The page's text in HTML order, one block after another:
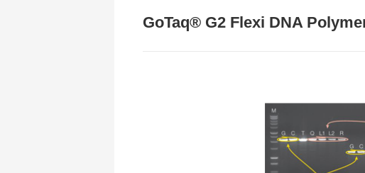
GoTaq® G2 Flexi DNA